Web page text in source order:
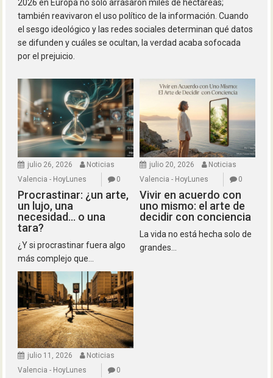
2026 en Europa no solo arrasaron miles de hectáreas;
también reavivaron el uso político de la información. Cuando
el sesgo ideológico y las redes sociales determinan qué datos
se difunden y cuáles se ocultan, la verdad acaba sofocada
por el prejuicio.
julio 26, 2026
Noticias
Valencia - HoyLunes
0
Procrastinar: ¿un arte,
un lujo, una
necesidad… o una
tara?
¿Y si procrastinar fuera algo
más complejo que...
julio 20, 2026
Noticias
Valencia - HoyLunes
0
Vivir en acuerdo con
uno mismo: el arte de
decidir con conciencia
La vida no está hecha solo de
grandes...
julio 11, 2026
Noticias
Valencia - HoyLunes
0